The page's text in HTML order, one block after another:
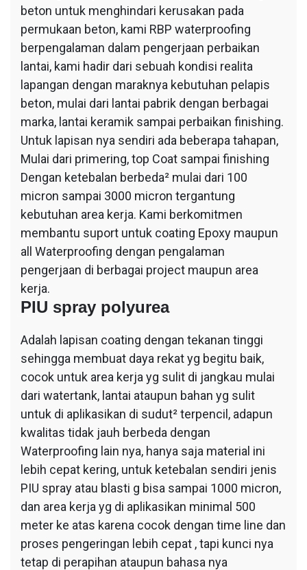
beton untuk menghindari kerusakan pada
permukaan beton, kami RBP waterproofing
berpengalaman dalam pengerjaan perbaikan
lantai, kami hadir dari sebuah kondisi realita
lapangan dengan maraknya kebutuhan pelapis
beton, mulai dari lantai pabrik dengan berbagai
marka, lantai keramik sampai perbaikan finishing.
Untuk lapisan nya sendiri ada beberapa tahapan,
Mulai dari primering, top Coat sampai finishing
Dengan ketebalan berbeda² mulai dari 100
micron sampai 3000 micron tergantung
kebutuhan area kerja. Kami berkomitmen
membantu suport untuk coating Epoxy maupun
all Waterproofing dengan pengalaman
pengerjaan di berbagai project maupun area
kerja.
PIU spray polyurea
Adalah lapisan coating dengan tekanan tinggi
sehingga membuat daya rekat yg begitu baik,
cocok untuk area kerja yg sulit di jangkau mulai
dari watertank, lantai ataupun bahan yg sulit
untuk di aplikasikan di sudut² terpencil, adapun
kwalitas tidak jauh berbeda dengan
Waterproofing lain nya, hanya saja material ini
lebih cepat kering, untuk ketebalan sendiri jenis
PIU spray atau blasti g bisa sampai 1000 micron,
dan area kerja yg di aplikasikan minimal 500
meter ke atas karena cocok dengan time line dan
proses pengeringan lebih cepat , tapi kunci nya
tetap di perapihan ataupun bahasa nya